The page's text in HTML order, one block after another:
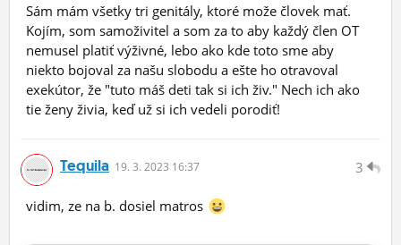
Sám mám všetky tri genitály, ktoré može človek mať.
Kojím, som samoživitel a som za to aby každý člen OT
nemusel platiť výživné, lebo ako kde toto sme aby
niekto bojoval za našu slobodu a ešte ho otravoval
exekútor, že "tuto máš deti tak si ich živ." Nech ich ako
tie ženy živia, keď už si ich vedeli porodiť!
3
Tequila 19. 3. 2023 16:37
vidim, ze na b. dosiel matros